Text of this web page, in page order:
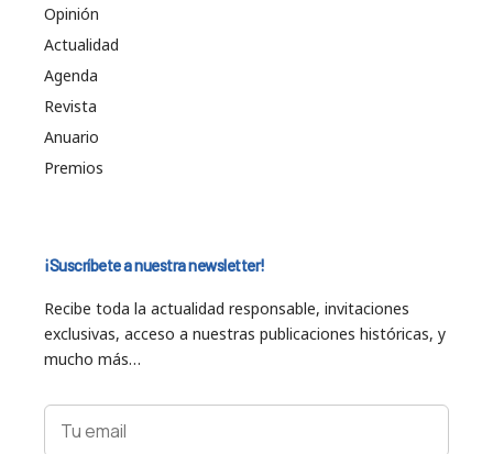
Opinión
Actualidad
Agenda
Revista
Anuario
Premios
¡Suscríbete a nuestra newsletter!
Recibe toda la actualidad responsable, invitaciones
exclusivas, acceso a nuestras publicaciones históricas, y
mucho más…